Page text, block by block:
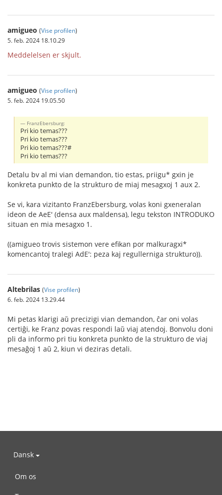
amigueo (Vise profilen)
5. feb. 2024 18.10.29
Meddelelsen er skjult.
amigueo (Vise profilen)
5. feb. 2024 19.05.50
FranzEbersburg:
Pri kio temas???
Pri kio temas???
Pri kio temas???#
Pri kio temas???
Detalu bv al mi vian demandon, tio estas, priigu* gxin je
konkreta punkto de la strukturo de miaj mesagxoj 1 aux 2.
Se vi, kara vizitanto FranzEbersburg, volas koni gxeneralan
ideon de AeE' (densa aux maldensa), legu tekston INTRODUKO
situan en mia mesagxo 1.
((amigueo trovis sistemon vere efikan por malkuragxi*
komencantoj tralegi AdE': peza kaj regullerniga strukturo)).
Altebrilas (Vise profilen)
6. feb. 2024 13.29.44
Mi petas klarigi aŭ precizigi vian demandon, ĉar oni volas
certiĝi, ke Franz povas respondi laŭ viaj atendoj. Bonvolu doni
pli da informo pri tiu konkreta punkto de la strukturo de viaj
mesaĝoj 1 aŭ 2, kiun vi deziras detali.
Dansk
Om os